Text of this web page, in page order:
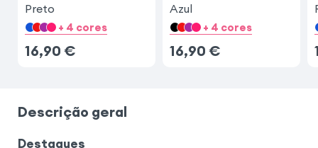
Preto
+ 4 cores
16,90 €
Azul
+ 4 cores
16,90 €
Descrição geral
Destaques